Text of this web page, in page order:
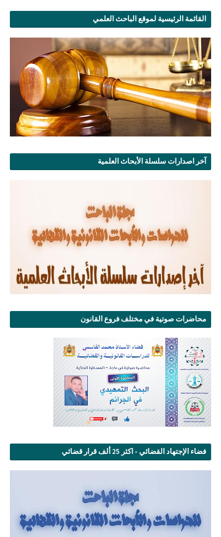
القائمة الرئيسية لموقع الباحث العلمي
آخر اصدارات سلسلة الأبحاث العلمية
محاضرات صوتية في مختلف فروع القانون
فضاء الإجتهاد القضائي - اكثر 25 ألف قرار قضائي